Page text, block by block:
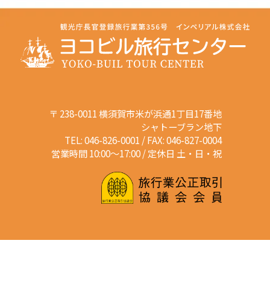
〒 238-0011 横須賀市米が浜通1丁目17番地
シャトーブラン地下
TEL: 046-826-0001 / FAX: 046-827-0004
営業時間 10:00～17:00 / 定休日 土・日・祝